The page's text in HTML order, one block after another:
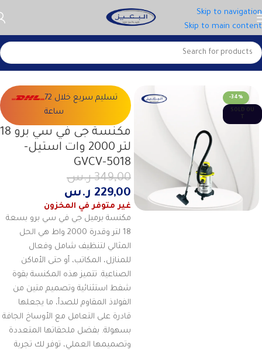
Skip to navigation
Skip to main content
الرئيسية الاجهزة الصغيرة المكانس الكهربائية
-34%
SOLD OU
T
تسليم سريع خلال 72
ساعة
مكنسة جى في سي برو 18
لتر 2000 وات استيل-
GVCV-5018
349,00 ر.س
229,00 ر.س
غير متوفر في المخزون
مكنسة برميل جي في سي برو بسعة
18 لتر وقدرة 2000 واط هي الحل
المثالي لتنظيف شامل وفعال
للمنازل، المكاتب، أو حتى الأماكن
الصناعية. تتميز هذه المكنسة بقوة
شفط استثنائية وتصميم متين من
الفولاذ المقاوم للصدأ، ما يجعلها
قادرة على التعامل مع الأوساخ الجافة
بسهولة. بفضل ملحقاتها المتعددة
وتصميمها العملي، توفر لك تجربة